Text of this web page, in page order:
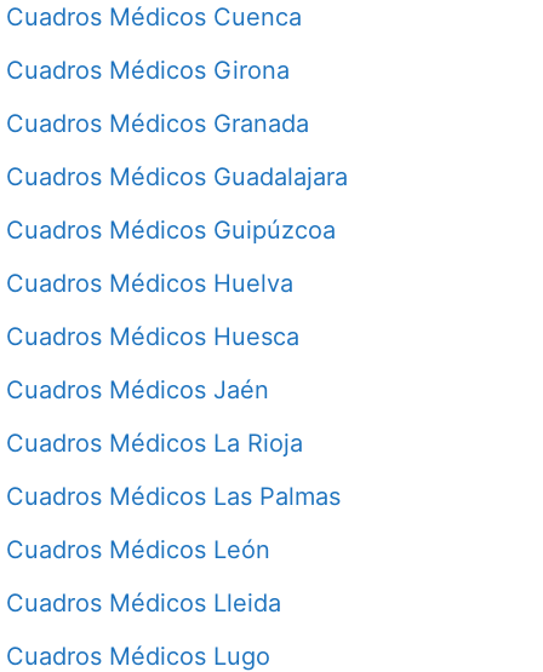
Cuadros Médicos Cuenca
Cuadros Médicos Girona
Cuadros Médicos Granada
Cuadros Médicos Guadalajara
Cuadros Médicos Guipúzcoa
Cuadros Médicos Huelva
Cuadros Médicos Huesca
Cuadros Médicos Jaén
Cuadros Médicos La Rioja
Cuadros Médicos Las Palmas
Cuadros Médicos León
Cuadros Médicos Lleida
Cuadros Médicos Lugo